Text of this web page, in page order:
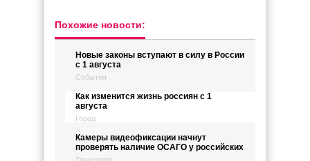
Похожие новости:
Новые законы вступают в силу в России
с 1 августа
События
Как изменится жизнь россиян с 1
августа
Город
Камеры видеофиксации начнут
проверять наличие ОСАГО у российских